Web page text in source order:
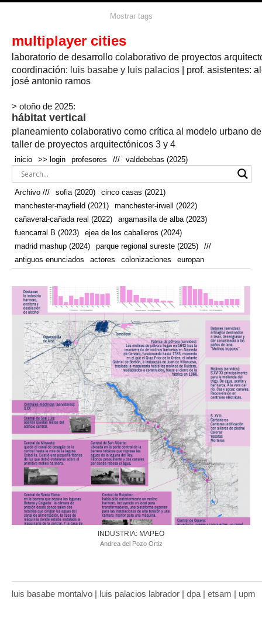
agricultura agricultura circular
arquitectura textil arte artesanía
bicicletas biodiversidad biorrefinería biotecnología bloque lineal
bodega bosque botánica caminos camping campo
cañada
real
canal cañaveral
real
cocina colaboración
autonoma
conectar
cooperativa crecimiento cueva cultivo cultivos deporte
don
quijote
ecosistema ejea de los caballeros
renovables
enterrado espacio social espacio verde
estructura europan fauna
fernández del amo festival fiesta flexibilidad fotomontaje
fuencarral b gastronomía geologia
geometrización curvas de
nivel
grúas habitar habitat hábitat hotel
infraestructura inmigración instalaciones invernadero
laguna línea del tiempo lineal longitudinal
manchester mapeo marihuana mayfield
mercado
modular modulo
naturaleza negociaciones nómada nucleos olivos
paisaje productivo paneles solares paragüas parking pasarelas
pintura plegable prefabricado presa
productivo protección de los ecosistemas
pueblo de
colonización
rave recorrido regadío
regeneración
remolacha
retiro rio ruina ruinas sistema social
sociedad
sombra
sostenibilidad sota tecnología tejido
telas
temporalidad
temporeros territorio tiempo tierra torre
torres trabajo trama urbana transporte turismo urbanismo
vegetación vegetacion vertedero viñedos vino visión
vision vivienda vivienda adosada vivienda en
altura vivienda minima vivienda social vivienda temporal
yoga
Mostrar tags
multiplayer cities
laboratorio de desarrollo colaborativo de proyectos
coordinación: luis basabe y luis palacios | prof. asistentes:
josé antonio ramos
> otoño de 2025:
hábitat vertical
planeamiento colaborativo como crítica al modelo urbano
taller de proyectos arquitectónicos 3 y 4
inicio >> login profesores /// valdebebas (2025)
Archivo /// sofia (2020)
cinco casas (2021)
manchester-mayfield (2021)
manchester-irwell (2022)
cañaveral-cañada real (2022)
argamasilla de alba (2023)
fuencarral B (2023)
ejea de los caballeros (2024)
madrid mashup (2024)
parque regional sureste (2025)
///
antiguos enunciados
actores colonizaciones europan
INDUSTRIA: MAPEO
Andrea del Pozo Ortiz
luis basabe montalvo | luis palacios labrador | dpa | etsam | upm